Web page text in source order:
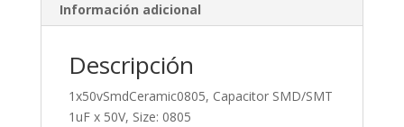
Información adicional
Descripción
1x50vSmdCeramic0805, Capacitor SMD/SMT
1uF x 50V, Size: 0805